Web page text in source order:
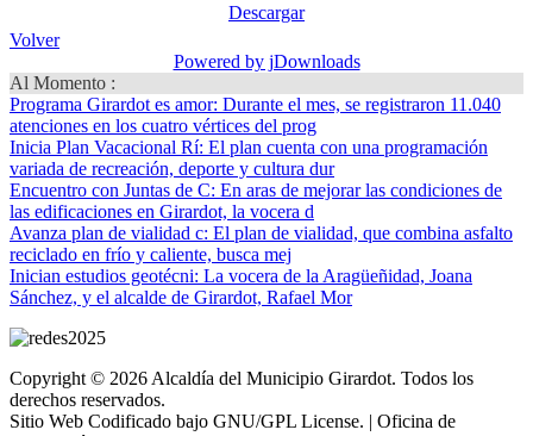
Descargar
Volver
Powered by jDownloads
Al Momento :
Programa Girardot es amor: Durante el mes, se registraron 11.040
atenciones en los cuatro vértices del prog
Inicia Plan Vacacional Rí: El plan cuenta con una programación
variada de recreación, deporte y cultura dur
Encuentro con Juntas de C: En aras de mejorar las condiciones de
las edificaciones en Girardot, la vocera d
Avanza plan de vialidad c: El plan de vialidad, que combina asfalto
reciclado en frío y caliente, busca mej
Inician estudios geotécni: La vocera de la Aragüeñidad, Joana
Sánchez, y el alcalde de Girardot, Rafael Mor
Copyright © 2026 Alcaldía del Municipio Girardot. Todos los
derechos reservados.
Sitio Web Codificado bajo GNU/GPL License. | Oficina de